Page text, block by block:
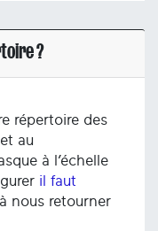
?
répertoire des
au
à l’échelle
il faut
à nous retourner